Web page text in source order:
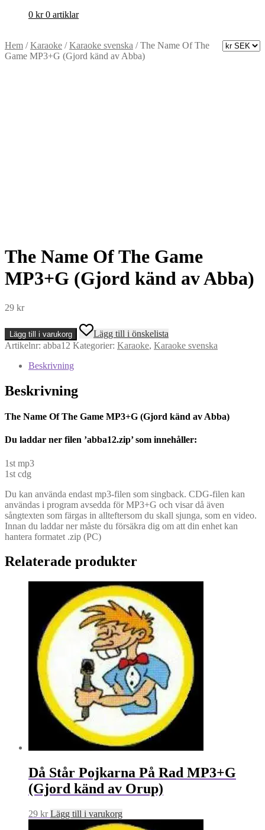
0 kr 0 artiklar
Hem /Karaoke /Karaoke svenska /The Name Of The
Game MP3+G (Gjord känd av Abba)
The Name Of The Game
MP3+G (Gjord känd av Abba)
29 kr
The
Name
Of
Game
(Gjord
av
Abba)
Lägg till i varukorg
Lägg till i önskelista
Artikelnr: abba12 Kategorier: Karaoke, Karaoke svenska
Beskrivning
Beskrivning
The Name Of The Game MP3+G (Gjord känd av Abba)
Du laddar ner filen ’abba12.zip’ som innehåller:
1st mp3
1st cdg
Du kan använda endast mp3-filen som singback. CDG-filen kan
användas i program avsedda för MP3+G och visar då även
sångtexten som färgas in allteftersom du skall sjunga, som en video.
Innan du laddar ner måste du försäkra dig om att din enhet kan
hantera formatet .zip (PC)
Relaterade produkter
Då Står Pojkarna På Rad MP3+G
(Gjord känd av Orup)
29 kr Lägg till i varukorg